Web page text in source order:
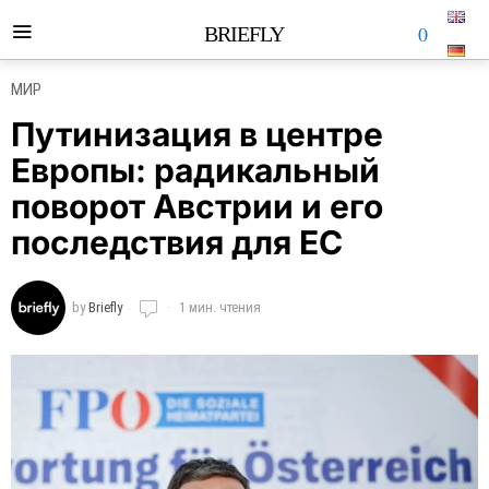
BRIEFLY 0
МИР
Путинизация в центре
Европы: радикальный
поворот Австрии и его
последствия для ЕС
byBriefly 1 мин. чтения